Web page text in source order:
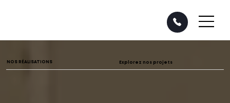
NOS RÉALISATIONS Explorez nos projets